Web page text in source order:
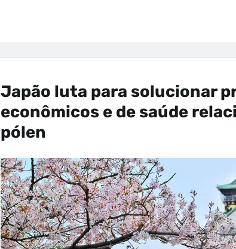
Japão luta para solucionar
econômicos e de saúde
pólen